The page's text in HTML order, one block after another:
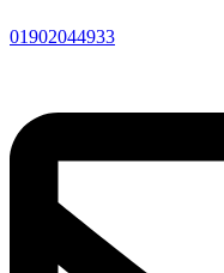
01902044933